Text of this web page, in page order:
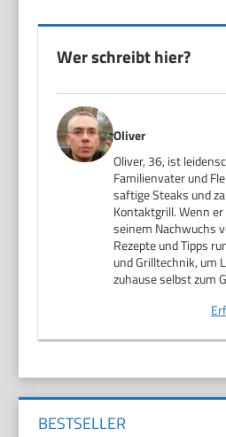
Wer schreibt hier?
Oliver
Oliver, 36, ist
Familienvater und
saftige Steaks und
Kontaktgrill. Wenn
seinem Nachwuchs
Rezepte und Tipps
und Grilltechnik, um
zuhause selbst zum
BESTSELLER